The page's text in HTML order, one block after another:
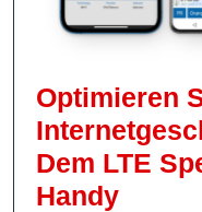
Optimieren
Dem LTE
Handy